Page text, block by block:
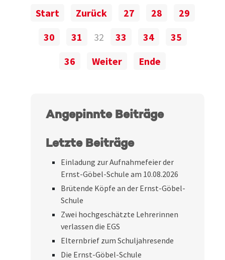
Start Zurück 27 28
29
30
31 32 33 34
35
36
Weiter Ende
Angepinnte Beiträge
Letzte Beiträge
Einladung zur Aufnahmefeier der
Ernst-Göbel-Schule am 10.08.2026
Brütende Köpfe an der Ernst-Göbel-
Schule
Zwei hochgeschätzte Lehrerinnen
verlassen die EGS
Elternbrief zum Schuljahresende
Die Ernst-Göbel-Schule